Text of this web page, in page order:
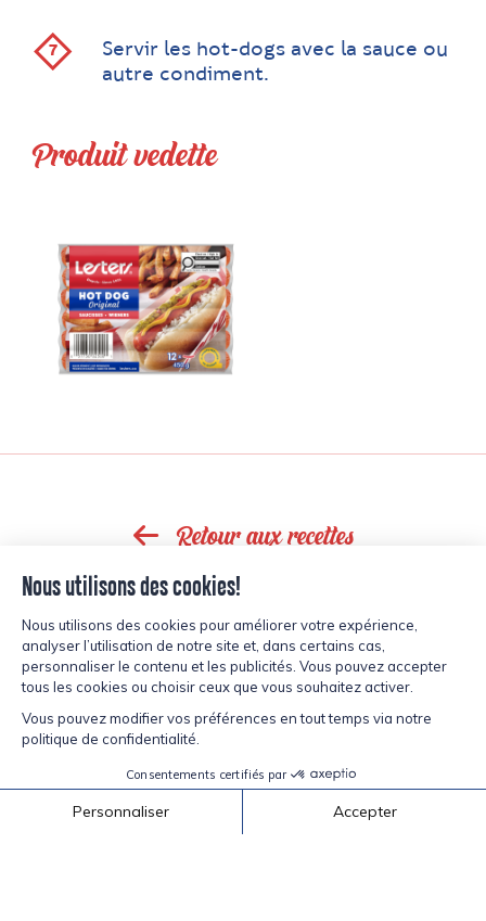
Servir les hot-dogs avec la sauce ou
autre condiment.
Produit vedette
Retour aux recettes
CURIEUX ETinspiré?